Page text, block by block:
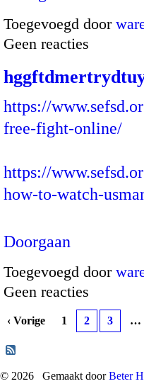
Toegevoegd door
Geen reacties
https://
free-fight-online/
https://
how-to-watch-
Doorgaan
Toegevoegd door
Geen reacties
‹ Vorige 1 2 3 …
© 2026 Gemaakt doorBeter